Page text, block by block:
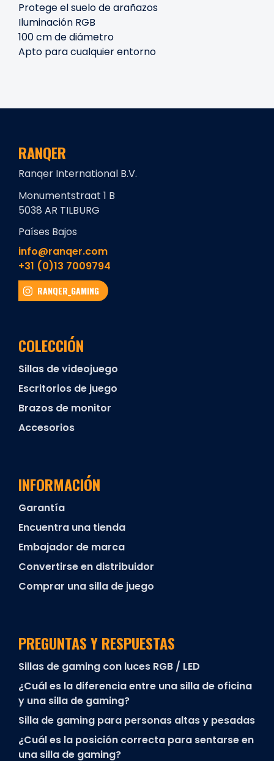
Protege el suelo de arañazos
Iluminación RGB
100 cm de diámetro
Apto para cualquier entorno
RANQER
Ranqer International B.V.
Monumentstraat 1 B
5038 AR TILBURG
Países Bajos
info@ranqer.com
+31 (0)13 7009794
RANQER_GAMING
COLECCIÓN
Sillas de videojuego
Escritorios de juego
Brazos de monitor
Accesorios
INFORMACIÓN
Garantía
Encuentra una tienda
Embajador de marca
Convertirse en distribuidor
Comprar una silla de juego
PREGUNTAS Y RESPUESTAS
Sillas de gaming con luces RGB / LED
¿Cuál es la diferencia entre una silla de oficina
y una silla de gaming?
Silla de gaming para personas altas y pesadas
¿Cuál es la posición correcta para sentarse en
una silla de gaming?